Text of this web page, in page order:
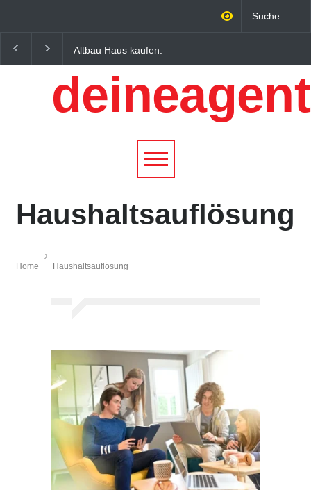
Altbau Haus kaufen:
Unterschiede zwischen
Süddeutschland und
Österreich einfach erklärt
Wirtschaftsfaktor: Wie
Qualitätstourismus
profitieren
Haushaltsauflösung
Home Haushaltsauflösung